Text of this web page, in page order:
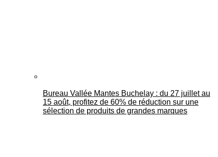
Bureau Vallée Mantes Buchelay : du 27 juillet au
15 août, profitez de 60% de réduction sur une
sélection de produits de grandes marques